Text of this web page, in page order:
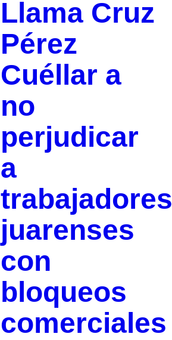
Llama Cruz
Pérez
Cuéllar a
no
perjudicar
a
trabajadores
juarenses
con
bloqueos
comerciales